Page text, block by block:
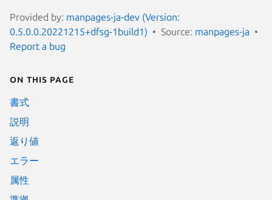
Provided by: manpages-ja-dev (Version:
0.5.0.0.20221215+dfsg-1build1)
Source: manpages-ja
Report a bug
On this page
書式
説明
返り値
エラー
属性